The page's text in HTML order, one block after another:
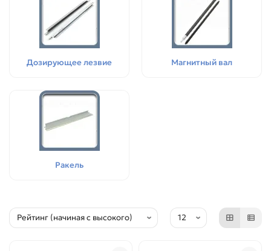
Дозирующее лезвие Магнитный вал
Ракель